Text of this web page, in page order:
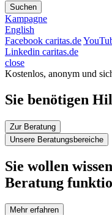
Suchen
Kampagne
English
Facebook caritas.de
Linkedin caritas.de
close
Kostenlos, anonym und
Sie benötigen
Zur Beratung
Unsere Beratungsbereiche
Sie wollen
Beratung
Mehr erfahren